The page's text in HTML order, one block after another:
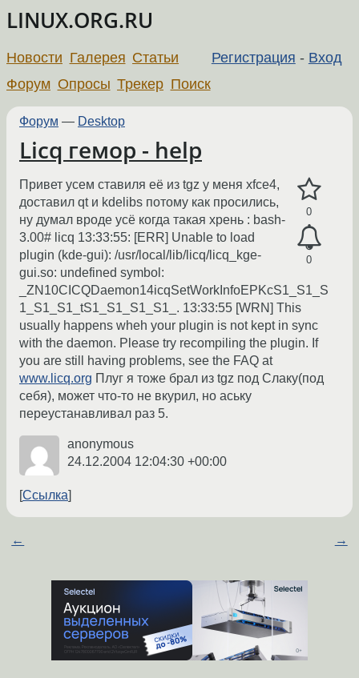
LINUX.ORG.RU
Регистрация - Вход
Новости Галерея Статьи
Форум Опросы Трекер Поиск
Форум — Desktop
Licq гемор - help
0
0
Привет усем ставиля её из tgz у меня xfce4,
доставил qt и kdelibs потому как просились,
ну думал вроде усё когда такая хрень : bash-
3.00# licq 13:33:55: [ERR] Unable to load
plugin (kde-gui): /usr/local/lib/licq/licq_kge-
gui.so: undefined symbol:
_ZN10CICQDaemon14icqSetWorkInfoEPKcS1_S1_S
1_S1_S1_tS1_S1_S1_S1_. 13:33:55 [WRN] This
usually happens wheh your plugin is not kept in sync
with the daemon. Please try recompiling the plugin. If
you are still having problems, see the FAQ at
www.licq.org Плуг я тоже брал из tgz под Слаку(под
себя), может что-то не вкурил, но аську
переустанавливал раз 5.
anonymous
24.12.2004 12:04:30 +00:00
Ссылка
← →